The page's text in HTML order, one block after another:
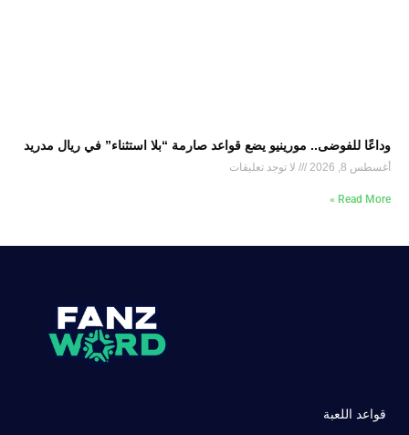
وداعًا للفوضى.. مورينيو يضع قواعد صارمة “بلا استثناء” في ريال مدريد
أغسطس 8, 2026 لا توجد تعليقات
Read More »
قواعد اللعبة